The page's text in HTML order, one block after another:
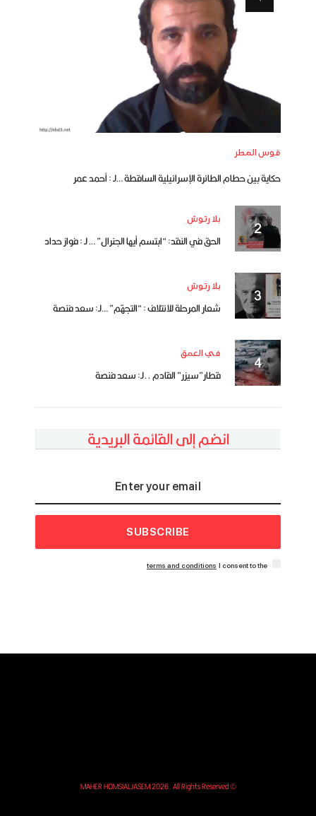
قوس المطر
حكاية بين حطام الطائرة الإسرائيلية الساقطة …لـ : أحمد عمر
بلا رتوش
الحق في النقد: “ابتسم أيها الجنرال” … لـ : فواز حداد
بلا رتوش
شعار المرحلة للائتلاف : “التجهّم” …لـ: سعد فنصة
في العمق
قطار”سيزر” القادم ..لـ: سعد فنصة
انضم إلى القائمة البريدية
SUBSCRIBE
I consent to the
terms and conditions
© MAHER HOMSIALJASEM 2026. All Rights Reserved